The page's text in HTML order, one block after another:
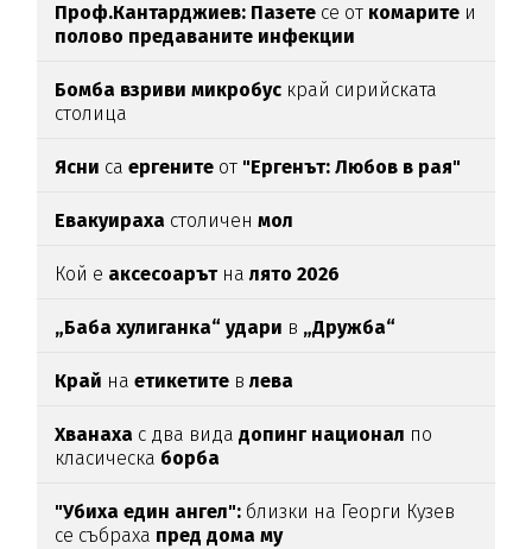
Проф.Кантарджиев: Пазете се от комарите и
полово предаваните инфекции
Бомба взриви микробус край сирийската
столица
Ясни са ергените от "Ергенът: Любов в рая"
Евакуираха столиченмол
Кой е аксесоарътналято 2026
„Баба хулиганка“ удари в „Дружба“
Край наетикетите влева
Хванаха с два видадопинг национал по
класическа борба
"Убиха един ангел": близки на Георги Кузев
се събраха пред дома му